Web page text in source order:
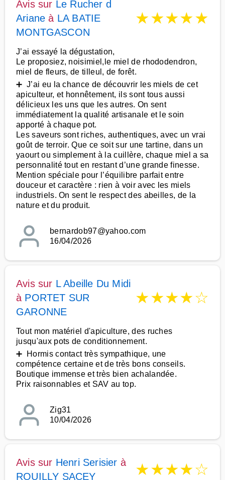
Avis sur Le Rucher d
Ariane à LA BATIE
MONTGASCON
★★★★★
J’ai essayé la dégustation,
Le proposiez, noisimiel,le miel de rhododendron,
miel de fleurs, de tilleul, de forêt.
➕ J’ai eu la chance de découvrir les miels de cet
apiculteur, et honnêtement, ils sont tous aussi
délicieux les uns que les autres. On sent
immédiatement la qualité artisanale et le soin
apporté à chaque pot.
Les saveurs sont riches, authentiques, avec un vrai
goût de terroir. Que ce soit sur une tartine, dans un
yaourt ou simplement à la cuillère, chaque miel a sa
personnalité tout en restant d’une grande finesse.
Mention spéciale pour l’équilibre parfait entre
douceur et caractère : rien à voir avec les miels
industriels. On sent le respect des abeilles, de la
nature et du produit.
bernardob97@yahoo.com
16/04/2026
Avis sur L Abeille Du Midi
à PORTET SUR
GARONNE
★★★★☆
Tout mon matériel d'apiculture, des ruches
jusqu'aux pots de conditionnement.
➕ Hormis contact très sympathique, une
compétence certaine et de très bons conseils.
Boutique immense et très bien achalandée.
Prix raisonnables et SAV au top.
Zig31
10/04/2026
Avis sur Henri Serisier à
ROUILLY SACEY
★★★★☆